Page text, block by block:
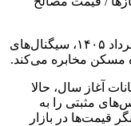
بازار مصالح ساختمانی در روزهای ابتدایی خرداد ۱۴۰۵، سیگنال‌های
مسکن مخابره می‌کند.
آغاز سال، حالا
مثبتی را به
قیمت‌ها در بازار